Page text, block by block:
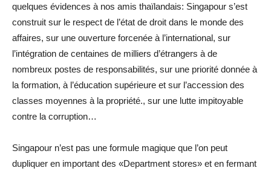
quelques évidences à nos amis thaïlandais: Singapour s’est
construit sur le respect de l’état de droit dans le monde des
affaires, sur une ouverture forcenée à l’international, sur
l’intégration de centaines de milliers d’étrangers à de
nombreux postes de responsabilités, sur une priorité donnée à
la formation, à l’éducation supérieure et sur l’accession des
classes moyennes à la propriété., sur une lutte impitoyable
contre la corruption…
Singapour n’est pas une formule magique que l’on peut
dupliquer en important des «Department stores» et en fermant